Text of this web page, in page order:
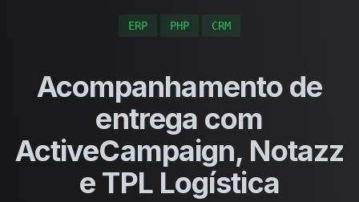
ERP PHP CRM
Acompanhamento de
entrega com
ActiveCampaign, Notazz
e TPL Logística